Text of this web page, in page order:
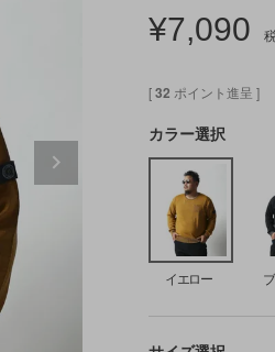
¥7,090
[32 ポイント進呈 ]
カラー選択
イエロー